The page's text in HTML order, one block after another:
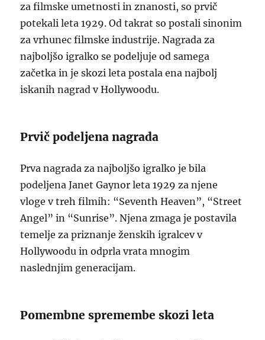
za filmske umetnosti in znanosti, so prvič
potekali leta 1929. Od takrat so postali sinonim
za vrhunec filmske industrije. Nagrada za
najboljšo igralko se podeljuje od samega
začetka in je skozi leta postala ena najbolj
iskanih nagrad v Hollywoodu.
Prvič podeljena nagrada
Prva nagrada za najboljšo igralko je bila
podeljena Janet Gaynor leta 1929 za njene
vloge v treh filmih: “Seventh Heaven”, “Street
Angel” in “Sunrise”. Njena zmaga je postavila
temelje za priznanje ženskih igralcev v
Hollywoodu in odprla vrata mnogim
naslednjim generacijam.
Pomembne spremembe skozi leta